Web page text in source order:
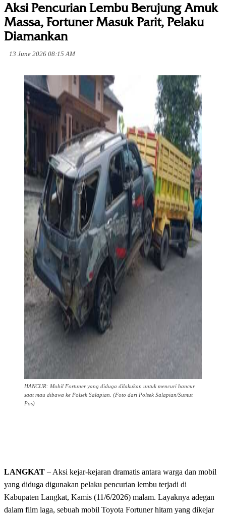
Aksi Pencurian Lembu Berujung Amuk
Massa, Fortuner Masuk Parit, Pelaku
Diamankan
13 June 2026 08:15 AM
HANCUR: Mobil Fortuner yang diduga dilakukan untuk mencuri hancur
saat mau dibawa ke Polsek Salapian. (Foto dari Polsek Salapian/Sumut
Pos)
LANGKAT – Aksi kejar-kejaran dramatis antara warga dan mobil
yang diduga digunakan pelaku pencurian lembu terjadi di
Kabupaten Langkat, Kamis (11/6/2026) malam. Layaknya adegan
dalam film laga, sebuah mobil Toyota Fortuner hitam yang dikejar